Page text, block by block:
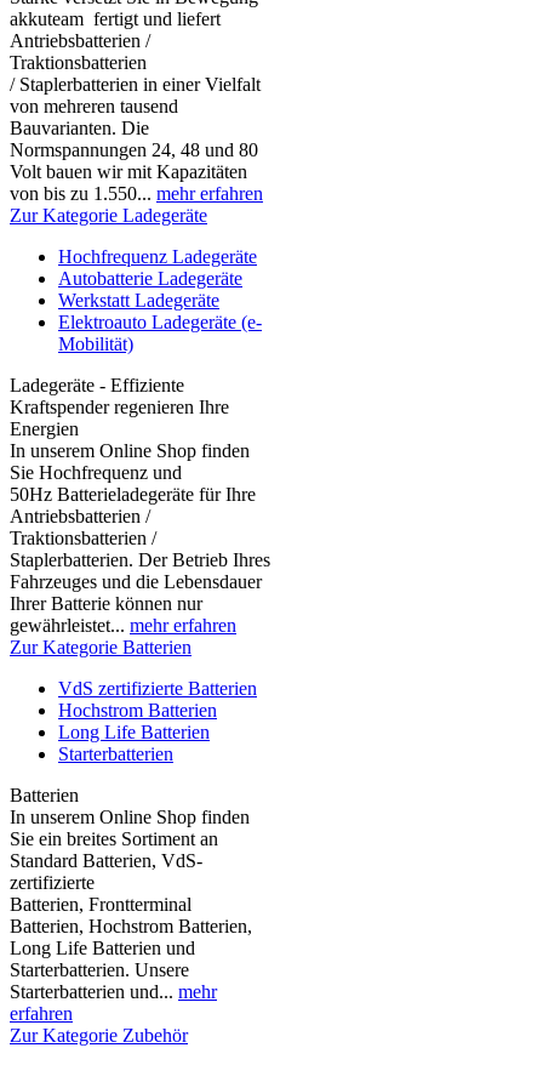
akkuteam fertigt und liefert
Antriebsbatterien /
Traktionsbatterien
/ Staplerbatterien in einer Vielfalt
von mehreren tausend
Bauvarianten. Die
Normspannungen 24, 48 und 80
Volt bauen wir mit Kapazitäten
von bis zu 1.550... mehr erfahren
Zur Kategorie Ladegeräte
Hochfrequenz Ladegeräte
Autobatterie Ladegeräte
Werkstatt Ladegeräte
Elektroauto Ladegeräte (e-
Mobilität)
Ladegeräte - Effiziente
Kraftspender regenieren Ihre
Energien
In unserem Online Shop finden
Sie Hochfrequenz und
50Hz Batterieladegeräte für Ihre
Antriebsbatterien /
Traktionsbatterien /
Staplerbatterien. Der Betrieb Ihres
Fahrzeuges und die Lebensdauer
Ihrer Batterie können nur
gewährleistet... mehr erfahren
Zur Kategorie Batterien
VdS zertifizierte Batterien
Hochstrom Batterien
Long Life Batterien
Starterbatterien
Batterien
In unserem Online Shop finden
Sie ein breites Sortiment an
Standard Batterien, VdS-
zertifizierte
Batterien, Frontterminal
Batterien, Hochstrom Batterien,
Long Life Batterien und
Starterbatterien. Unsere
Starterbatterien und... mehr
erfahren
Zur Kategorie Zubehör